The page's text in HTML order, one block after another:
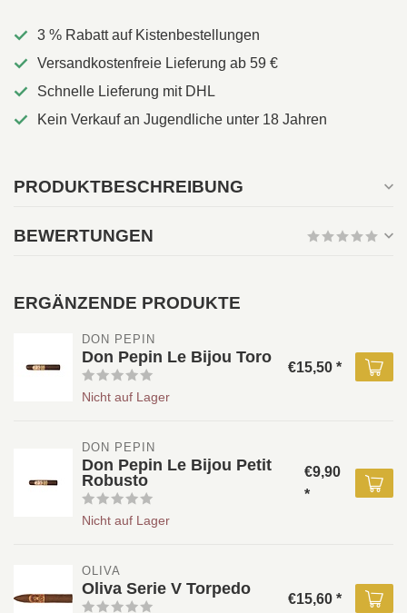
3 % Rabatt auf Kistenbestellungen
Versandkostenfreie Lieferung ab 59 €
Schnelle Lieferung mit DHL
Kein Verkauf an Jugendliche unter 18 Jahren
PRODUKTBESCHREIBUNG
BEWERTUNGEN
ERGÄNZENDE PRODUKTE
DON PEPIN
Don Pepin Le Bijou Toro
Nicht auf Lager
€15,50 *
DON PEPIN
Don Pepin Le Bijou Petit
Robusto
Nicht auf Lager
€9,90
*
OLIVA
Oliva Serie V Torpedo
€15,60 *